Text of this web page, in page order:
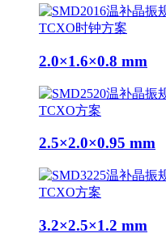
2.0×1.6×0.8 mm
2.5×2.0×0.95 mm
3.2×2.5×1.2 mm